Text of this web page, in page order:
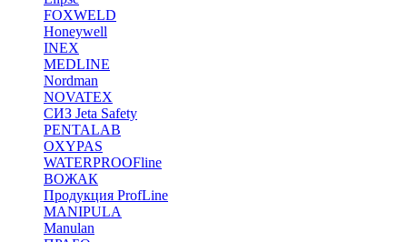
FOXWELD
Honeywell
INEX
MEDLINE
Nordman
NOVATEX
СИЗ Jeta Safety
PENTALAB
OXYPAS
WATERPROOFline
ВОЖАК
Продукция ProfLine
MANIPULA
Manulan